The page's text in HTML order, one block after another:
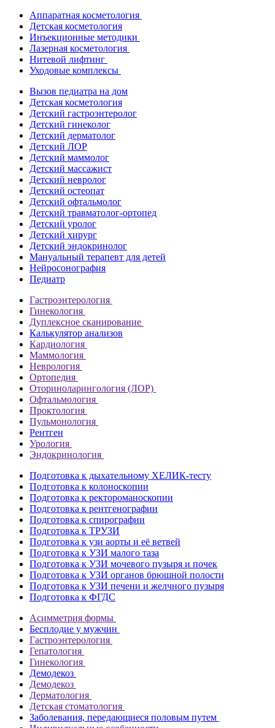
Аппаратная косметология
Детская косметология
Инъекционные методики
Лазерная косметология
Нитевой лифтинг
Уходовые комплексы
Вызов педиатра на дом
Детская косметология
Детский гастроэнтеролог
Детский гинеколог
Детский дерматолог
Детский ЛОР
Детский маммолог
Детский массажист
Детский невролог
Детский остеопат
Детский офтальмолог
Детский травматолог-ортопед
Детский уролог
Детский хирург
Детский эндокринолог
Мануальный терапевт для детей
Нейросонография
Педиатр
Гастроэнтерология
Гинекология
Дуплексное сканирование
Калькулятор анализов
Кардиология
Маммология
Неврология
Ортопедия
Оториноларингология (ЛОР)
Офтальмология
Проктология
Пульмонология
Рентген
Урология
Эндокринология
Подготовка к дыхательному ХЕЛИК-тесту
Подготовка к колоноскопии
Подготовка к ректороманоскопии
Подготовка к рентгенографии
Подготовка к спирографии
Подготовка к ТРУЗИ
Подготовка к узи аорты и её ветвей
Подготовка к УЗИ малого таза
Подготовка к УЗИ мочевого пузыря и почек
Подготовка к УЗИ органов брюшной полости
Подготовка к УЗИ печени и желчного пузыря
Подготовка к ФГДС
Асимметрия формы
Бесплодие у мужчин
Гастроэнтерология
Гепатология
Гинекология
Демодекоз
Демодекоз
Дерматология
Детская стоматология
Заболевания, передающиеся половым путем